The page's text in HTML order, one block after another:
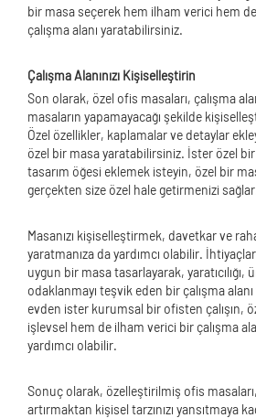
bir masa seçerek hem ilham verici hem
çalışma alanı yaratabilirsiniz.
Çalışma Alanınızı Kişiselleştirin
Son olarak, özel ofis masaları, çalışma
masaların yapamayacağı şekilde
Özel özellikler, kaplamalar ve detaylar
özel bir masa yaratabilirsiniz. İster özel
tasarım öğesi eklemek isteyin, özel bir
gerçekten size özel hale getirmenizi
Masanızı kişiselleştirmek, davetkar ve
yaratmanıza da yardımcı olabilir.
uygun bir masa tasarlayarak, yaratıcılığı,
odaklanmayı teşvik eden bir çalışma
evden ister kurumsal bir ofisten çalışın,
işlevsel hem de ilham verici bir çalışma
yardımcı olabilir.
Sonuç olarak, özelleştirilmiş ofis
artırmaktan kişisel tarzınızı yansıtmaya